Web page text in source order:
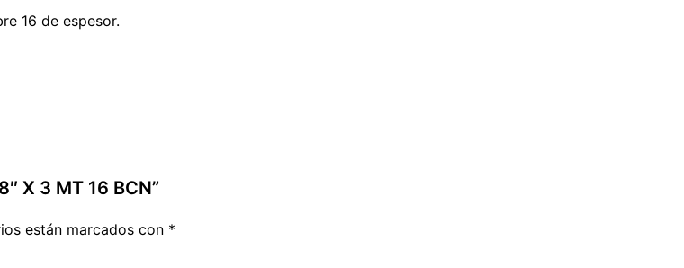
16 de espesor.
X 3 MT 16 BCN”
están marcados con *